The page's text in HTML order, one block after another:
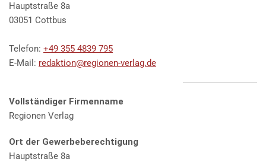
Hauptstraße 8a
03051 Cottbus
Telefon: +49 355 4839 795
E-Mail: redaktion@regionen-verlag.de
Vollständiger Firmenname
Regionen Verlag
Ort der Gewerbeberechtigung
Hauptstraße 8a